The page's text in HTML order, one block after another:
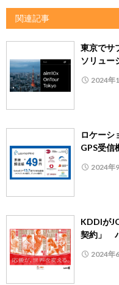
関連記事
東京でサ
ソリュー
2024年
ロケーシ
GPS受信
2024年
KDDIが
契約」
2024年